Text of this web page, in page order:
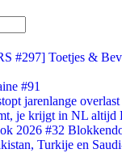
#297] Toetjes &
#91
jarenlange
je krijgt in NL altijd
2026 #32
Turkije en